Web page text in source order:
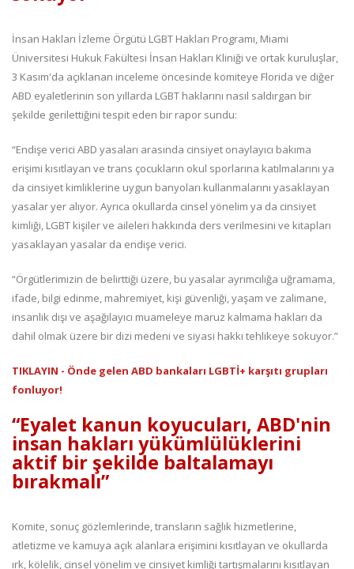
İnsan Hakları İzleme Örgütü LGBT Hakları Programı, Miami
Üniversitesi Hukuk Fakültesi İnsan Hakları Kliniği ve ortak kuruluşlar,
3 Kasım'da açıklanan inceleme öncesinde komiteye Florida ve diğer
ABD eyaletlerinin son yıllarda LGBT haklarını nasıl saldırgan bir
şekilde gerilettiğini tespit eden bir rapor sundu:
“Endişe verici ABD yasaları arasında cinsiyet onaylayıcı bakıma
erişimi kısıtlayan ve trans çocukların okul sporlarına katılmalarını ya
da cinsiyet kimliklerine uygun banyoları kullanmalarını yasaklayan
yasalar yer alıyor. Ayrıca okullarda cinsel yönelim ya da cinsiyet
kimliği, LGBT kişiler ve aileleri hakkında ders verilmesini ve kitapları
yasaklayan yasalar da endişe verici.
“Örgütlerimizin de belirttiği üzere, bu yasalar ayrımcılığa uğramama,
ifade, bilgi edinme, mahremiyet, kişi güvenliği, yaşam ve zalimane,
insanlık dışı ve aşağılayıcı muameleye maruz kalmama hakları da
dahil olmak üzere bir dizi medeni ve siyasi hakkı tehlikeye sokuyor.”
TIKLAYIN - Önde gelen ABD bankaları LGBTİ+ karşıtı grupları
fonluyor!
“Eyalet kanun koyucuları, ABD'nin
insan hakları yükümlülüklerini
aktif bir şekilde baltalamayı
bırakmalı”
Komite, sonuç gözlemlerinde, transların sağlık hizmetlerine,
atletizme ve kamuya açık alanlara erişimini kısıtlayan ve okullarda
ırk, kölelik, cinsel yönelim ve cinsiyet kimliği tartışmalarını kısıtlayan